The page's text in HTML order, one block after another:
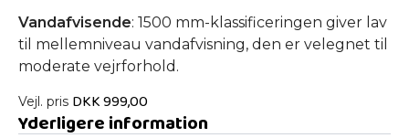
Vandafvisende: 1500 mm-klassificeringen giver lav
til mellemniveau vandafvisning, den er velegnet til
moderate vejrforhold.
Vejl. pris DKK999,00
Yderligere information